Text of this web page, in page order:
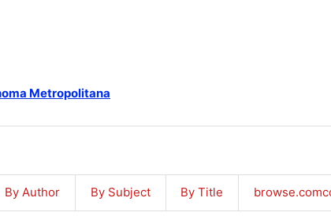
Metropolitana
By Author By Subject By Title